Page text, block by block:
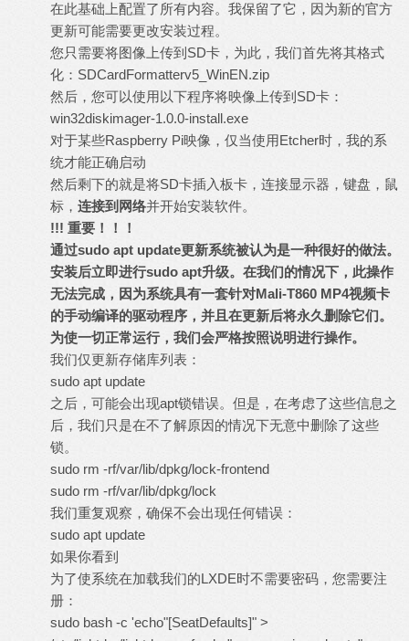
在此基础上配置了所有内容。我保留了它，因为新的官方
更新可能需要更改安装过程。
您只需要将图像上传到SD卡，为此，我们首先将其格式
化： SDCardFormatterv5_WinEN.zip
然后，您可以使用以下程序将映像上传到SD卡：
win32diskimager-1.0.0-install.exe
对于某些Raspberry Pi映像，仅当使用Etcher时，我的系
统才能正确启动
然后剩下的就是将SD卡插入板卡，连接显示器，键盘，鼠
标， 连接到网络并开始安装软件。
!!! 重要！！！
通过sudo apt update更新系统被认为是一种很好的做法。
安装后立即进行sudo apt升级。在我们的情况下，此操作
无法完成，因为系统具有一套针对Mali-T860 MP4视频卡
的手动编译的驱动程序，并且在更新后将永久删除它们。
为使一切正常运行，我们会严格按照说明进行操作。
我们仅更新存储库列表：
sudo apt update
之后，可能会出现apt锁错误。但是，在考虑了这些信息之
后，我们只是在不了解原因的情况下无意中删除了这些
锁。
sudo rm -rf/var/lib/dpkg/lock-frontend
sudo rm -rf/var/lib/dpkg/lock
我们重复观察，确保不会出现任何错误：
sudo apt update
如果你看到
为了使系统在加载我们的LXDE时不需要密码，您需要注
册：
sudo bash -c 'echo"[SeatDefaults]" >